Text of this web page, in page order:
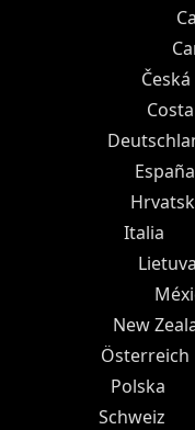
España
Italia
Lietuva
New
Österreich
Polska
Schweiz